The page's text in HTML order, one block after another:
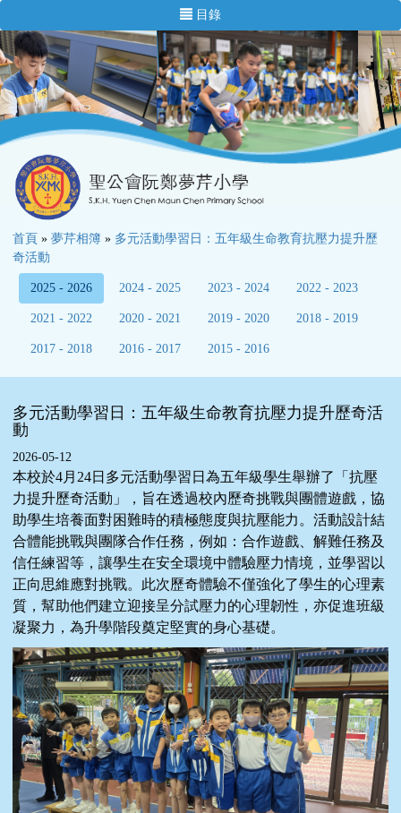
目錄
首頁 » 夢芹相簿 » 多元活動學習日：五年級生命教育抗壓力提升歷
奇活動
2025 - 2026 2024 - 2025 2023 - 2024 2022 - 2023
2021 - 2022 2020 - 2021 2019 - 2020 2018 - 2019
2017 - 2018 2016 - 2017 2015 - 2016
多元活動學習日：五年級生命教育抗壓力提升歷奇活
動
2026-05-12
本校於4月24日多元活動學習日 為五年級學生舉辦了「抗壓
力提升歷奇活動」，旨在透過校內歷奇挑戰與團體遊戲，協
助學生培養面對困難時的積極態度與抗壓能力。活動設計結
合體能挑戰與團隊合作任務，例如：合作遊戲、解難任務及
信任練習等，讓學生在安全環境中體驗壓力情境，並學習以
正向思維應對挑戰。此次歷奇體驗不僅強化了學生的心理素
質，幫助他們建立迎接呈分試壓力的心理韌性，亦促進班級
凝聚力，為升學階段奠定堅實的身心基礎。